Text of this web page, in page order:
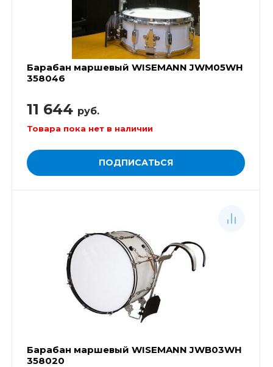
Барабан маршевый WISEMANN JWM05WH
358046
11 644 руб.
Товара пока нет в наличии
ПОДПИСАТЬСЯ
Барабан маршевый WISEMANN JWB03WH
358020